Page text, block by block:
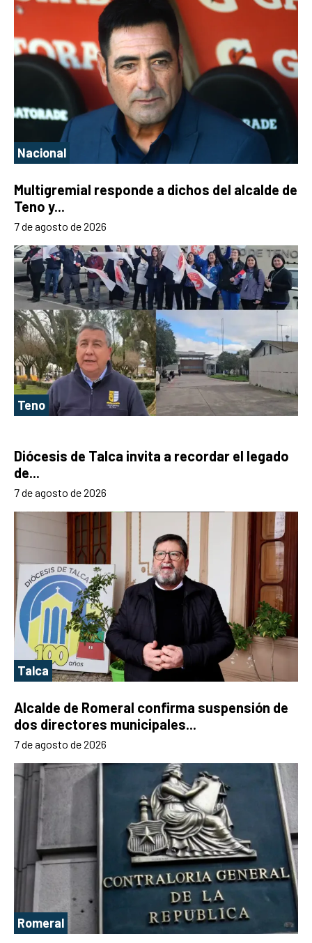
Nacional
Multigremial responde a dichos del alcalde de
Teno y...
7 de agosto de 2026
Teno
Diócesis de Talca invita a recordar el legado
de...
7 de agosto de 2026
Talca
Alcalde de Romeral confirma suspensión de
dos directores municipales...
7 de agosto de 2026
Romeral